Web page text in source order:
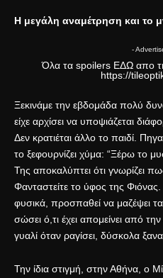
Η μεγάλη αναμέτρηση και το
-
Όλα τα spoilers ΕΔΩαπο
https://
Ξεκινάμε την εβδομάδα πολύ
είχε αρχίσει να υποψιάζεται
Δεν κρατιέται άλλο το παιδί.
το ξεφουρνίζει χύμα: “Ξέρω το
Της αποκαλύπτει ότι γνωρίζει
Φανταστείτε το ύφος της
φυσικά, προσπαθεί να μαζέψει
σώσει ό,τι έχει απομείνει από
γυαλί όταν ραγίσει, δύσκολα
Την ίδια στιγμή, στην Αθήνα, ο